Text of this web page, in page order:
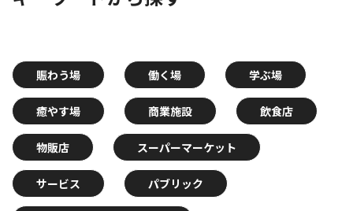
賑わう場 働く場 学ぶ場
癒やす場 商業施設 飲食店
物販店 スーパーマーケット
サービス パブリック